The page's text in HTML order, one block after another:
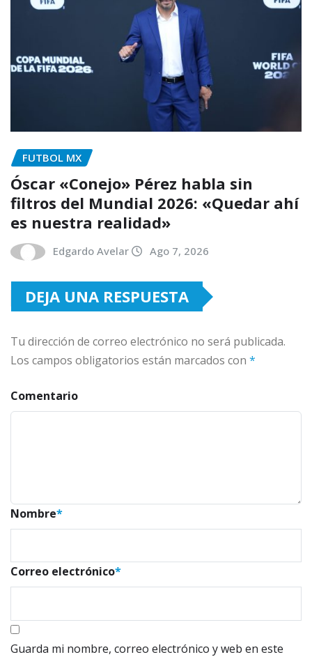
FUTBOL MX
Óscar «Conejo» Pérez habla sin
filtros del Mundial 2026: «Quedar ahí
es nuestra realidad»
Edgardo Avelar Ago 7, 2026
DEJA UNA RESPUESTA
Tu dirección de correo electrónico no será publicada.
Los campos obligatorios están marcados con *
Comentario
Nombre*
Correo electrónico*
Guarda mi nombre, correo electrónico y web en este